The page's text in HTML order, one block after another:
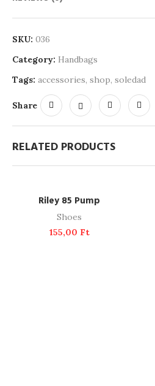
SKU: 036
Category: Handbags
Tags: accessories, shop, soledad
Share
RELATED PRODUCTS
ADD TO CART
Riley 85 Pump
Shoes
155,00 Ft